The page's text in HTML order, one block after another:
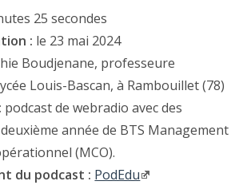
25 secondes
: le 23 mai 2024
Boudjenane, professeure
Louis-Bascan, à Rambouillet (78)
podcast de webradio avec des
année de BTS Management
(MCO).
du podcast : PodEdu